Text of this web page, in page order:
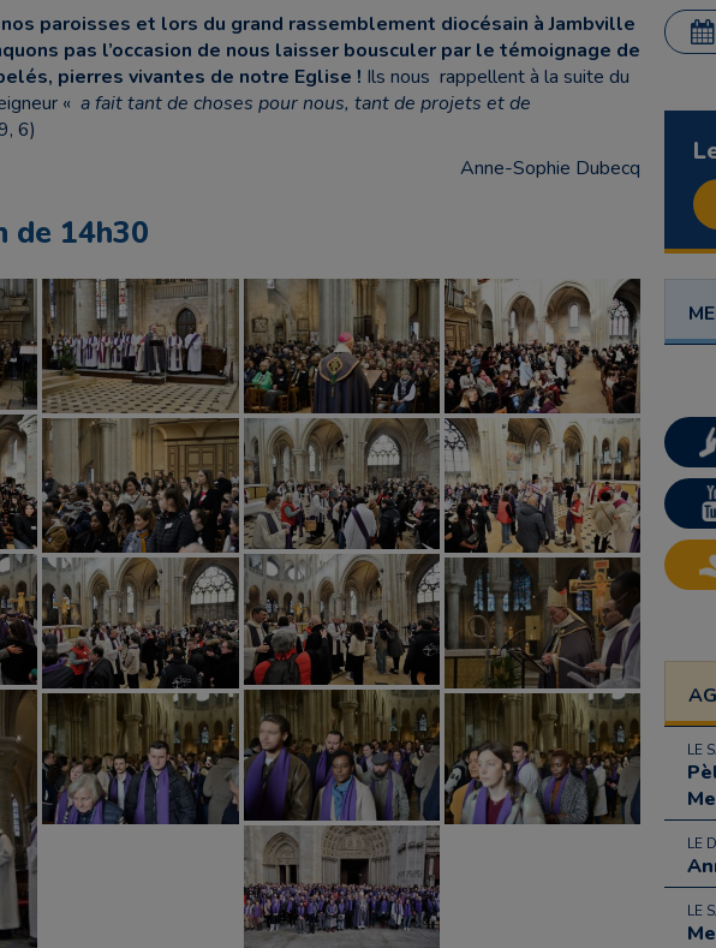
nos paroisses et lors du grand rassemblement diocésain à Jambville
pas l’occasion de nous laisser bousculer par le témoignage de
pierres vivantes de notre Eglise ! Ils nous rappellent à la suite du
« a fait tant de choses pour nous, tant de projets et de
6)
Anne-Sophie Dubecq
de 14h30
LE
LE
LE